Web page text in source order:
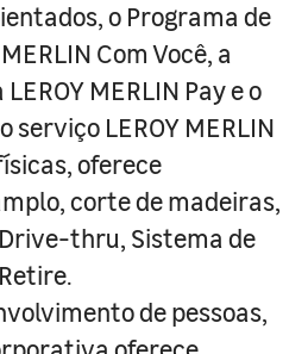
o Programa de
Com Você, a
MERLIN Pay e o
serviço LEROY MERLIN
oferece
corte de madeiras,
thru, Sistema de
de pessoas,